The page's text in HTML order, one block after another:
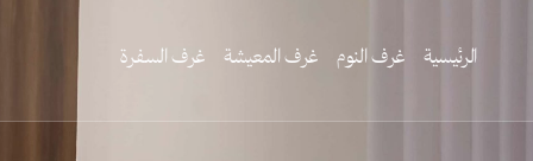
الرئيسية غرف النوم غرف المعيشة غرف السفرة